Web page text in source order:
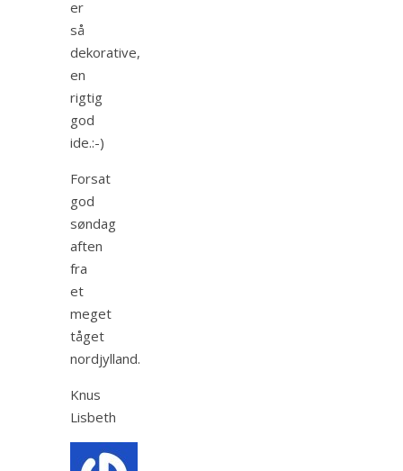
er
så
dekorative,
en
rigtig
god
ide.:-)
Forsat
god
søndag
aften
fra
et
meget
tåget
nordjylland.
Knus
Lisbeth